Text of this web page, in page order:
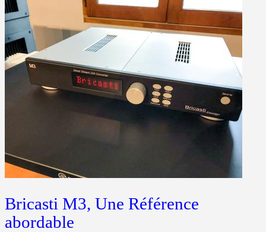
Bricasti M3, Une Référence
abordable